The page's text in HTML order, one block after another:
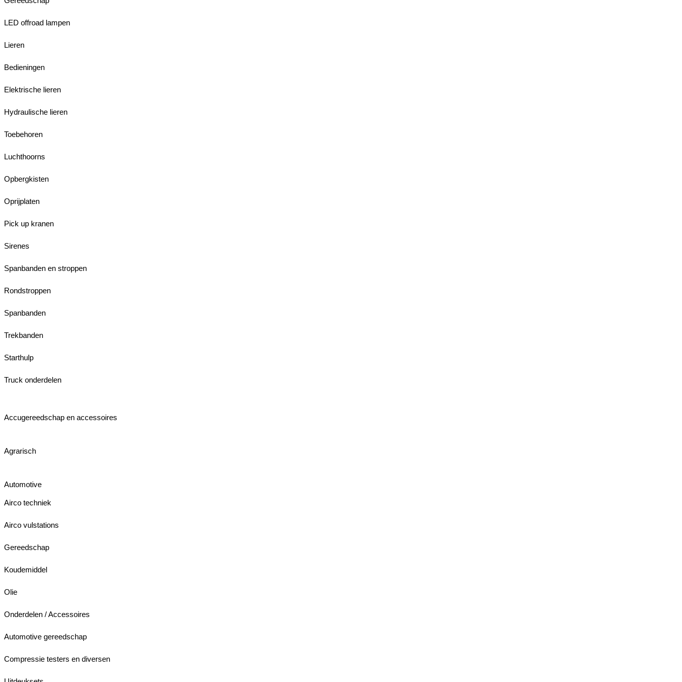
LED offroad lampen
Lieren
Bedieningen
Elektrische lieren
Hydraulische lieren
Toebehoren
Luchthoorns
Opbergkisten
Oprijplaten
Pick up kranen
Sirenes
Spanbanden en stroppen
Rondstroppen
Spanbanden
Trekbanden
Starthulp
Truck onderdelen
Accugereedschap en accessoires
Agrarisch
Automotive
Airco techniek
Airco vulstations
Gereedschap
Koudemiddel
Olie
Onderdelen / Accessoires
Automotive gereedschap
Compressie testers en diversen